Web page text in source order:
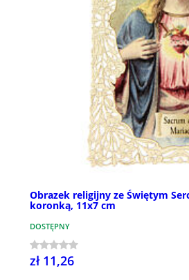
Obrazek religijny ze Świętym
koronką, 11x7 cm
DOSTĘPNY
zł 11,26